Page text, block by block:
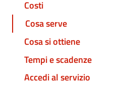
Costi
Cosa serve
Cosa si ottiene
Tempi e scadenze
Accedi al servizio